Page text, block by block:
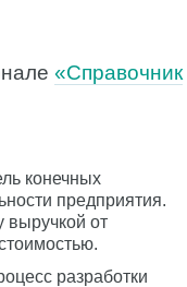
«Справочник
конечных
предприятия.
выручкой от
разработки